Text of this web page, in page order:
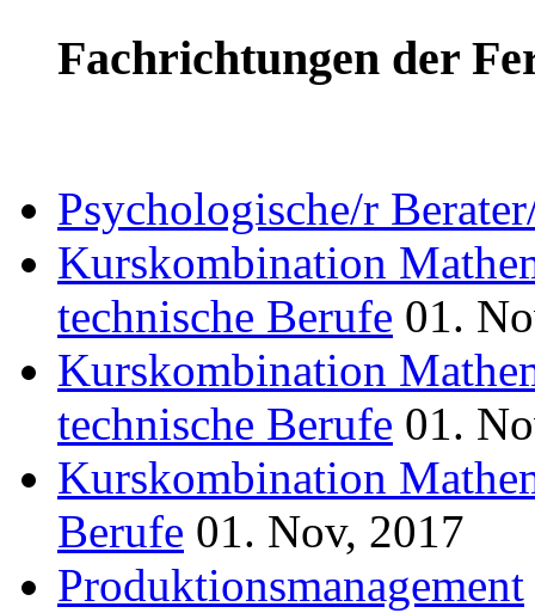
Fachrichtungen der
Psychologische/r
Kurskombination
technische Berufe 01.
Kurskombination
technische Berufe 01.
Kurskombination
Berufe 01. Nov, 2017
Produktionsmanagement